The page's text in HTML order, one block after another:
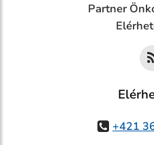
Partner
+421